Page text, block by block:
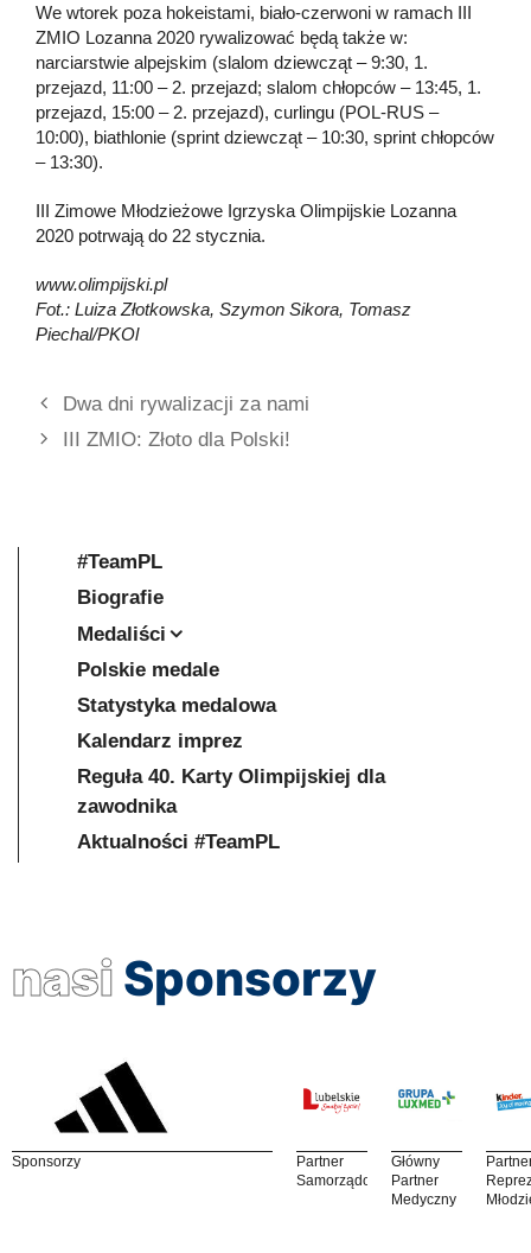
We wtorek poza hokeistami, biało-czerwoni w ramach III
ZMIO Lozanna 2020 rywalizować będą także w:
narciarstwie alpejskim (slalom dziewcząt – 9:30, 1.
przejazd, 11:00 – 2. przejazd; slalom chłopców – 13:45, 1.
przejazd, 15:00 – 2. przejazd), curlingu (POL-RUS –
10:00), biathlonie (sprint dziewcząt – 10:30, sprint chłopców
– 13:30).
III Zimowe Młodzieżowe Igrzyska Olimpijskie Lozanna
2020 potrwają do 22 stycznia.
www.olimpijski.pl
Fot.: Luiza Złotkowska, Szymon Sikora, Tomasz
Piechal/PKOl
Dwa dni rywalizacji za nami
III ZMIO: Złoto dla Polski!
#TeamPL
Biografie
Medaliści
Polskie medale
Statystyka medalowa
Kalendarz imprez
Reguła 40. Karty Olimpijskiej dla
zawodnika
Aktualności #TeamPL
nasi Sponsorzy
Sponsorzy
Partner
Samorządowy
Główny
Partner
Medyczny